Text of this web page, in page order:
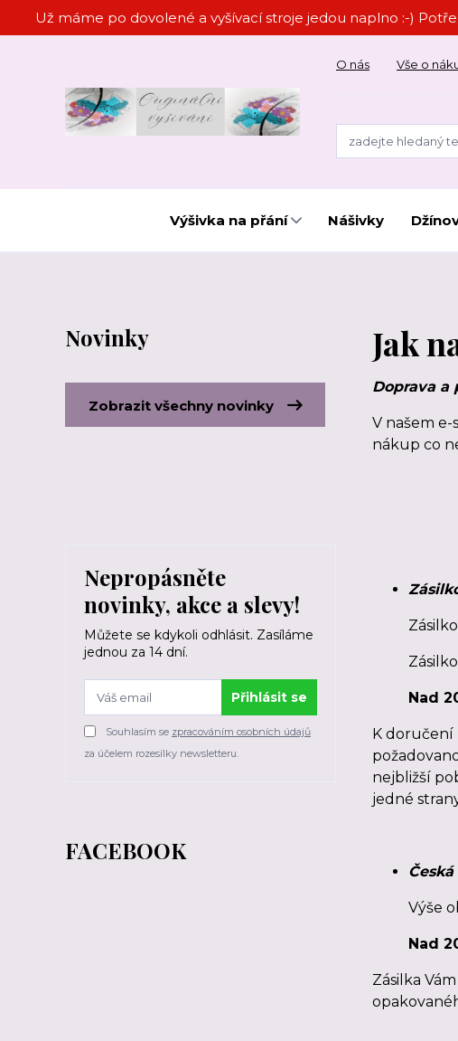
Už máme po dovolené a vyšívací stroje jedou naplno :-)
O nás Vše o
Výšivka na přání Nášivky
Novinky
Zobrazit všechny novinky
Nepropásněte
novinky, akce a slevy!
Můžete se kdykoli odhlásit. Zasíláme
jednou za 14 dní.
Přihlásit se
Souhlasím se zpracováním osobních údajů
za účelem rozesílky newsletteru.
FACEBOOK
Jak
Doprava a
V našem
nákup co
Nad
K doručení
nejbližší
jedné
Výše
Nad
Zásilka